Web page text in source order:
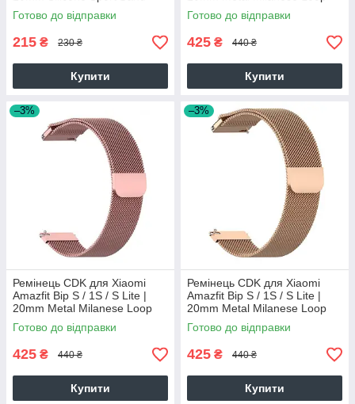
Classic (09651) (white)
Готово до відправки
215 ₴ 230 ₴
Купити
Magnetic (09649) (black)
Готово до відправки
425 ₴ 440 ₴
Купити
–3%
Ремінець CDK для Xiaomi
Amazfit Bip S / 1S / S Lite |
20mm Metal Milanese Loop
Magnetic (09649) (pink rose)
Готово до відправки
425 ₴ 440 ₴
Купити
–3%
Ремінець CDK для Xiaomi
Amazfit Bip S / 1S / S Lite |
20mm Metal Milanese Loop
Magnetic (09649) (rose gold)
Готово до відправки
425 ₴ 440 ₴
Купити